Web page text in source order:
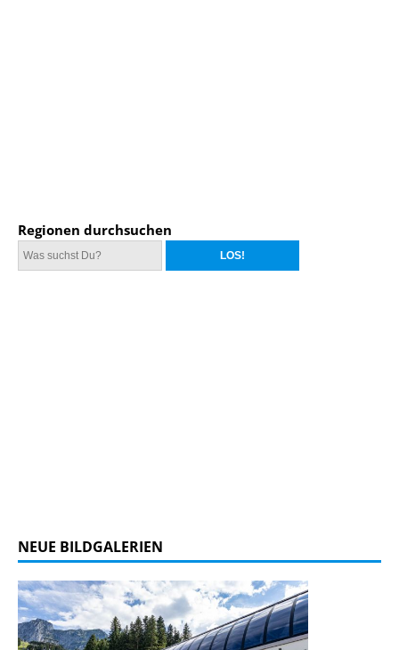
Regionen durchsuchen
NEUE BILDGALERIEN